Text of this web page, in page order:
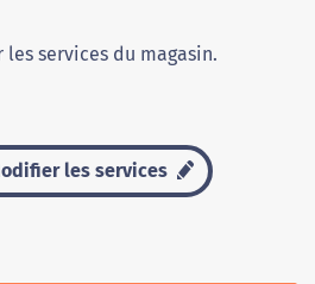
les services du magasin.
les services